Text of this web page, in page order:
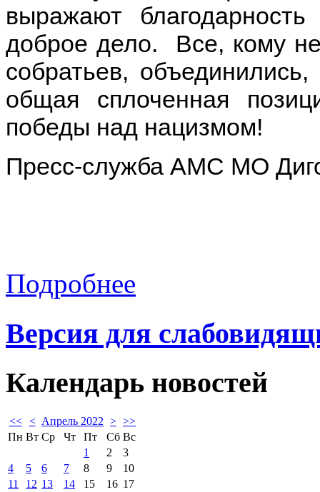
выражают
доброе дело. Все, кому
собратьев,
общая сплоченная
победы над нацизмом!
Пресс-служба АМС МО
Подробнее
Версия для
Календарь новостей
<< < Апрель 2022 > >>
Пн Вт Ср Чт Пт Сб Вс
1
2
3
4
5 6 7 8 9
10
11
12 13 14 15 16 17